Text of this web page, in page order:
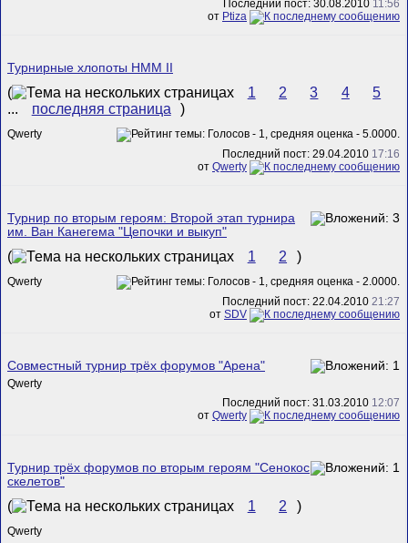
Последний пост: 30.08.2010 11:56
от Ptiza
Турнирные хлопоты HMM II
( 1 2 3 4
5
...
последняя страница )
Qwerty
Последний пост: 29.04.2010 17:16
от Qwerty
Турнир по вторым героям: Второй этап турнира
им. Ван Канегема "Цепочки и выкуп"
( 1 2 )
Qwerty
Последний пост: 22.04.2010 21:27
от SDV
Совместный турнир трёх форумов "Арена"
Qwerty
Последний пост: 31.03.2010 12:07
от Qwerty
Турнир трёх форумов по вторым героям "Сенокос
скелетов"
( 1 2 )
Qwerty